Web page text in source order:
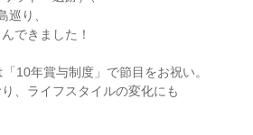
巡り、
できました！
10年賞与制度」で節目をお祝い。
、ライフスタイルの変化にも